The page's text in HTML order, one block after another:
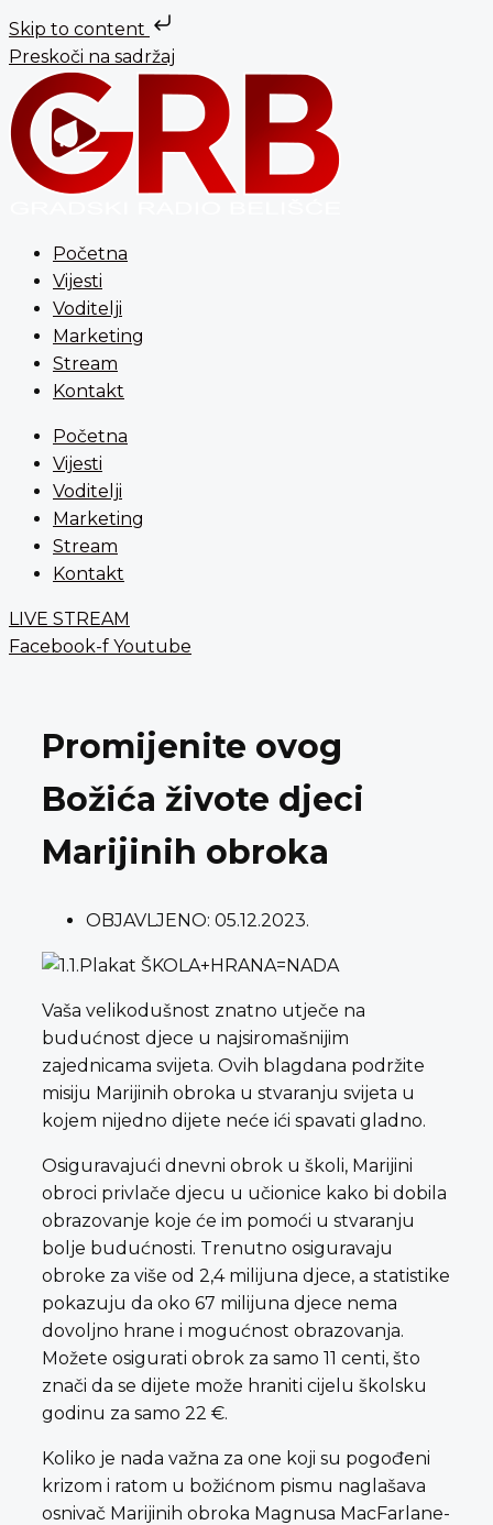
Skip to content
Preskoči na sadržaj
Početna
Vijesti
Voditelji
Marketing
Stream
Kontakt
Početna
Vijesti
Voditelji
Marketing
Stream
Kontakt
LIVE STREAM
Facebook-f Youtube
Promijenite ovog
Božića živote djeci
Marijinih obroka
OBJAVLJENO: 05.12.2023.
Vaša velikodušnost znatno utječe na
budućnost djece u najsiromašnijim
zajednicama svijeta. Ovih blagdana podržite
misiju Marijinih obroka u stvaranju svijeta u
kojem nijedno dijete neće ići spavati gladno.
Osiguravajući dnevni obrok u školi, Marijini
obroci privlače djecu u učionice kako bi dobila
obrazovanje koje će im pomoći u stvaranju
bolje budućnosti. Trenutno osiguravaju
obroke za više od 2,4 milijuna djece, a statistike
pokazuju da oko 67 milijuna djece nema
dovoljno hrane i mogućnost obrazovanja.
Možete osigurati obrok za samo 11 centi, što
znači da se dijete može hraniti cijelu školsku
godinu za samo 22 €.
Koliko je nada važna za one koji su pogođeni
krizom i ratom u božićnom pismu naglašava
osnivač Marijinih obroka Magnusa MacFarlane-